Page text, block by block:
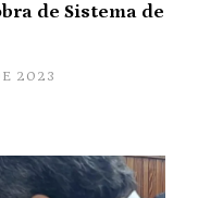
de Sistema de
2023